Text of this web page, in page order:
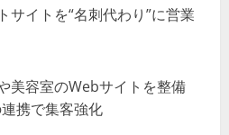
サイトを“名刺代わり”に営業
美容室のWebサイトを整備
携で集客強化